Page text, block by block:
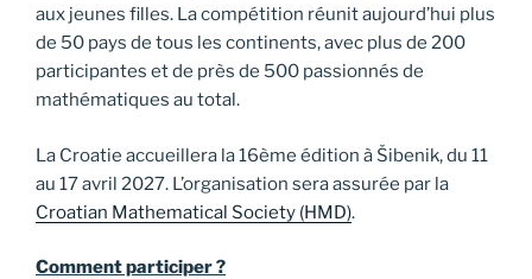
aux jeunes filles. La compétition réunit aujourd’hui plus
de 50 pays de tous les continents, avec plus de 200
participantes et de près de 500 passionnés de
mathématiques au total.
La Croatie accueillera la 16ème édition à Šibenik, du 11
au 17 avril 2027. L’organisation sera assurée par la
Croatian Mathematical Society (HMD).
Comment participer ?